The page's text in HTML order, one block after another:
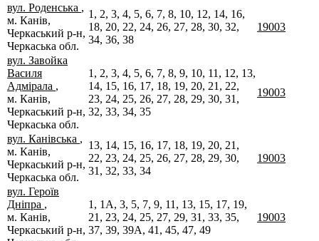
вул. Роденська ,
м. Канів,
Черкаський р-н,
Черкаська обл.
1, 2, 3, 4, 5, 6, 7, 8, 10, 12, 14, 16,
18, 20, 22, 24, 26, 27, 28, 30, 32,
34, 36, 38
19003
вул. Завойка
Василя
Адмірала ,
м. Канів,
Черкаський р-н,
Черкаська обл.
1, 2, 3, 4, 5, 6, 7, 8, 9, 10, 11, 12, 13,
14, 15, 16, 17, 18, 19, 20, 21, 22,
23, 24, 25, 26, 27, 28, 29, 30, 31,
32, 33, 34, 35
19003
вул. Канівська ,
м. Канів,
Черкаський р-н,
Черкаська обл.
13, 14, 15, 16, 17, 18, 19, 20, 21,
22, 23, 24, 25, 26, 27, 28, 29, 30,
31, 32, 33, 34
19003
вул. Героїв
Дніпра ,
м. Канів,
Черкаський р-н,
1, 1А, 3, 5, 7, 9, 11, 13, 15, 17, 19,
21, 23, 24, 25, 27, 29, 31, 33, 35,
37, 39, 39А, 41, 45, 47, 49
19003